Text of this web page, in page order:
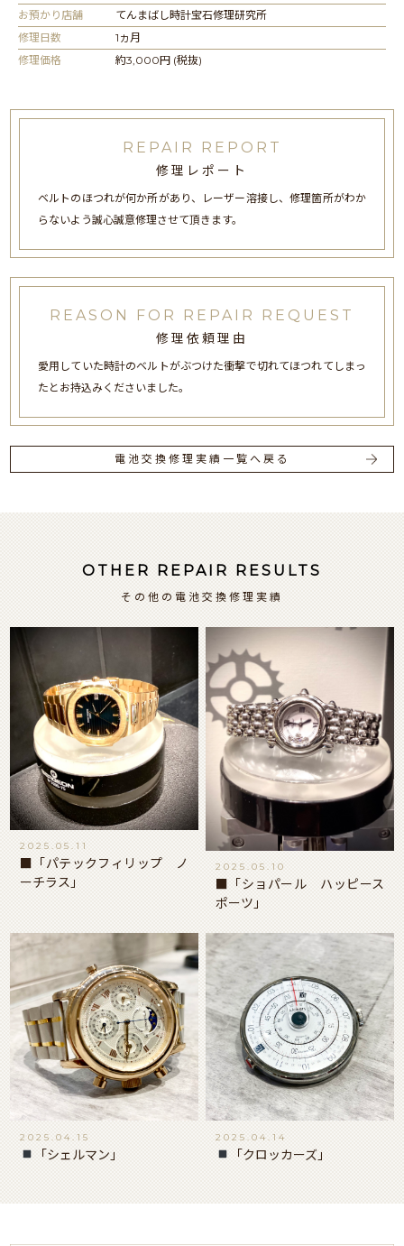
お預かり店舗
てんまばし時計宝石修理研究所
修理日数
1ヵ月
修理価格
約3,000円 (税抜)
REPAIR REPORT
修理レポート
ベルトのほつれが何か所があり、レーザー溶接し、修理箇所がわか
らないよう誠心誠意修理させて頂きます。
REASON FOR REPAIR REQUEST
修理依頼理由
愛用していた時計のベルトがぶつけた衝撃で切れてほつれてしまっ
たとお持込みくださいました。
電池交換修理実績一覧へ戻る
OTHER REPAIR RESULTS
その他の電池交換修理実績
2025.05.11
■「パテックフィリップ ノ
ーチラス」
2025.05.10
■「ショパール ハッピース
ポーツ」
2025.04.15
「シェルマン」
2025.04.14
「クロッカーズ」